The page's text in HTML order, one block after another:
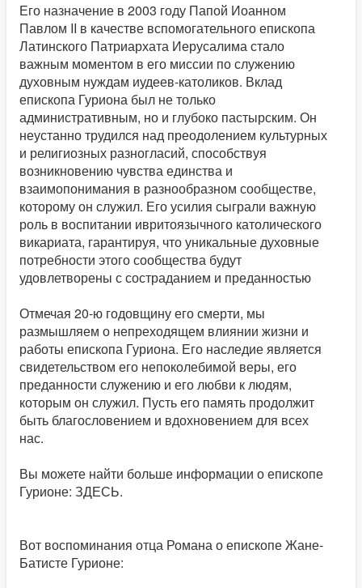
Его назначение в 2003 году Папой Иоанном
Павлом II в качестве вспомогательного епископа
Латинского Патриархата Иерусалима стало
важным моментом в его миссии по служению
духовным нуждам иудеев-католиков. Вклад
епископа Гуриона был не только
административным, но и глубоко пастырским. Он
неустанно трудился над преодолением культурных
и религиозных разногласий, способствуя
возникновению чувства единства и
взаимопонимания в разнообразном сообществе,
которому он служил. Его усилия сыграли важную
роль в воспитании ивритоязычного католического
викариата, гарантируя, что уникальные духовные
потребности этого сообщества будут
удовлетворены с состраданием и преданностью
Отмечая 20-ю годовщину его смерти, мы
размышляем о непреходящем влиянии жизни и
работы епископа Гуриона. Его наследие является
свидетельством его непоколебимой веры, его
преданности служению и его любви к людям,
которым он служил. Пусть его память продолжит
быть благословением и вдохновением для всех
нас.
Вы можете найти больше информации о епископе
Гурионе: ЗДЕСЬ.
Вот воспоминания отца Романа о епископе Жане-
Батисте Гурионе: